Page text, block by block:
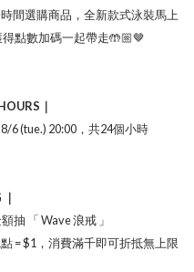
間選購商品，全新款式泳裝馬上
點數加碼一起帶走🤲🏼🤎
｜
6 (tue.) 20:00，共24個小時
抽 「 Wave 浪戒 」
= $1，消費滿千即可折抵無上限